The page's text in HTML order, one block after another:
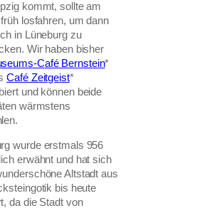
kommt, sollte am
losfahren, um dann
in Lüneburg zu
Wir haben bisher
Café Bernstein*
Café Zeitgeist*
und können beide
wärmstens
wurde erstmals 956
erwähnt und hat sich
Altstadt aus
bis heute
da die Stadt von